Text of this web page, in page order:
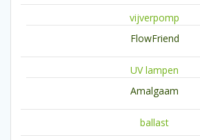
vijverpomp
FlowFriend
UV lampen
Amalgaam
ballast